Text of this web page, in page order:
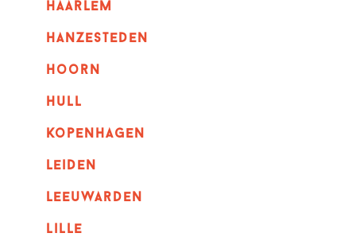
haarlem
hanzesteden
hoorn
hull
kopenhagen
leiden
leeuwarden
lille